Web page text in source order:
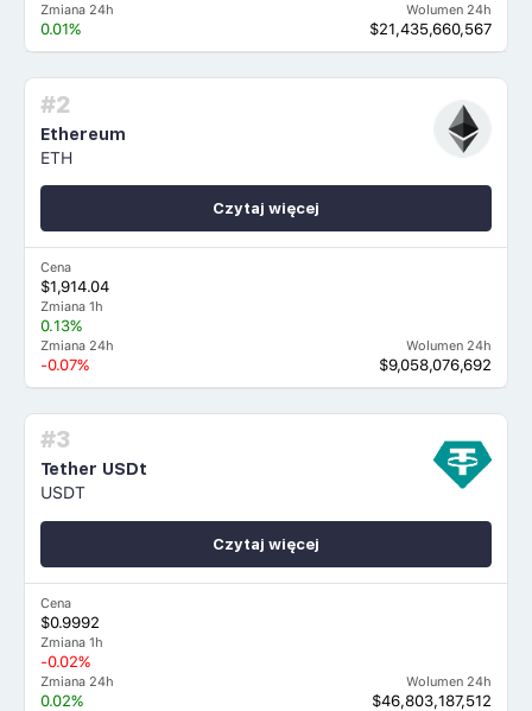
Zmiana 24h
0.01%
Wolumen 24h
$21,435,660,567
#2
Ethereum
ETH
Cena
$1,914.04
Zmiana 1h
0.13%
Zmiana 24h
-0.07%
Wolumen 24h
$9,058,076,692
Czytaj więcej
#3
Tether USDt
USDT
Cena
$0.9992
Zmiana 1h
-0.02%
Zmiana 24h
0.02%
Wolumen 24h
$46,803,187,512
Czytaj więcej